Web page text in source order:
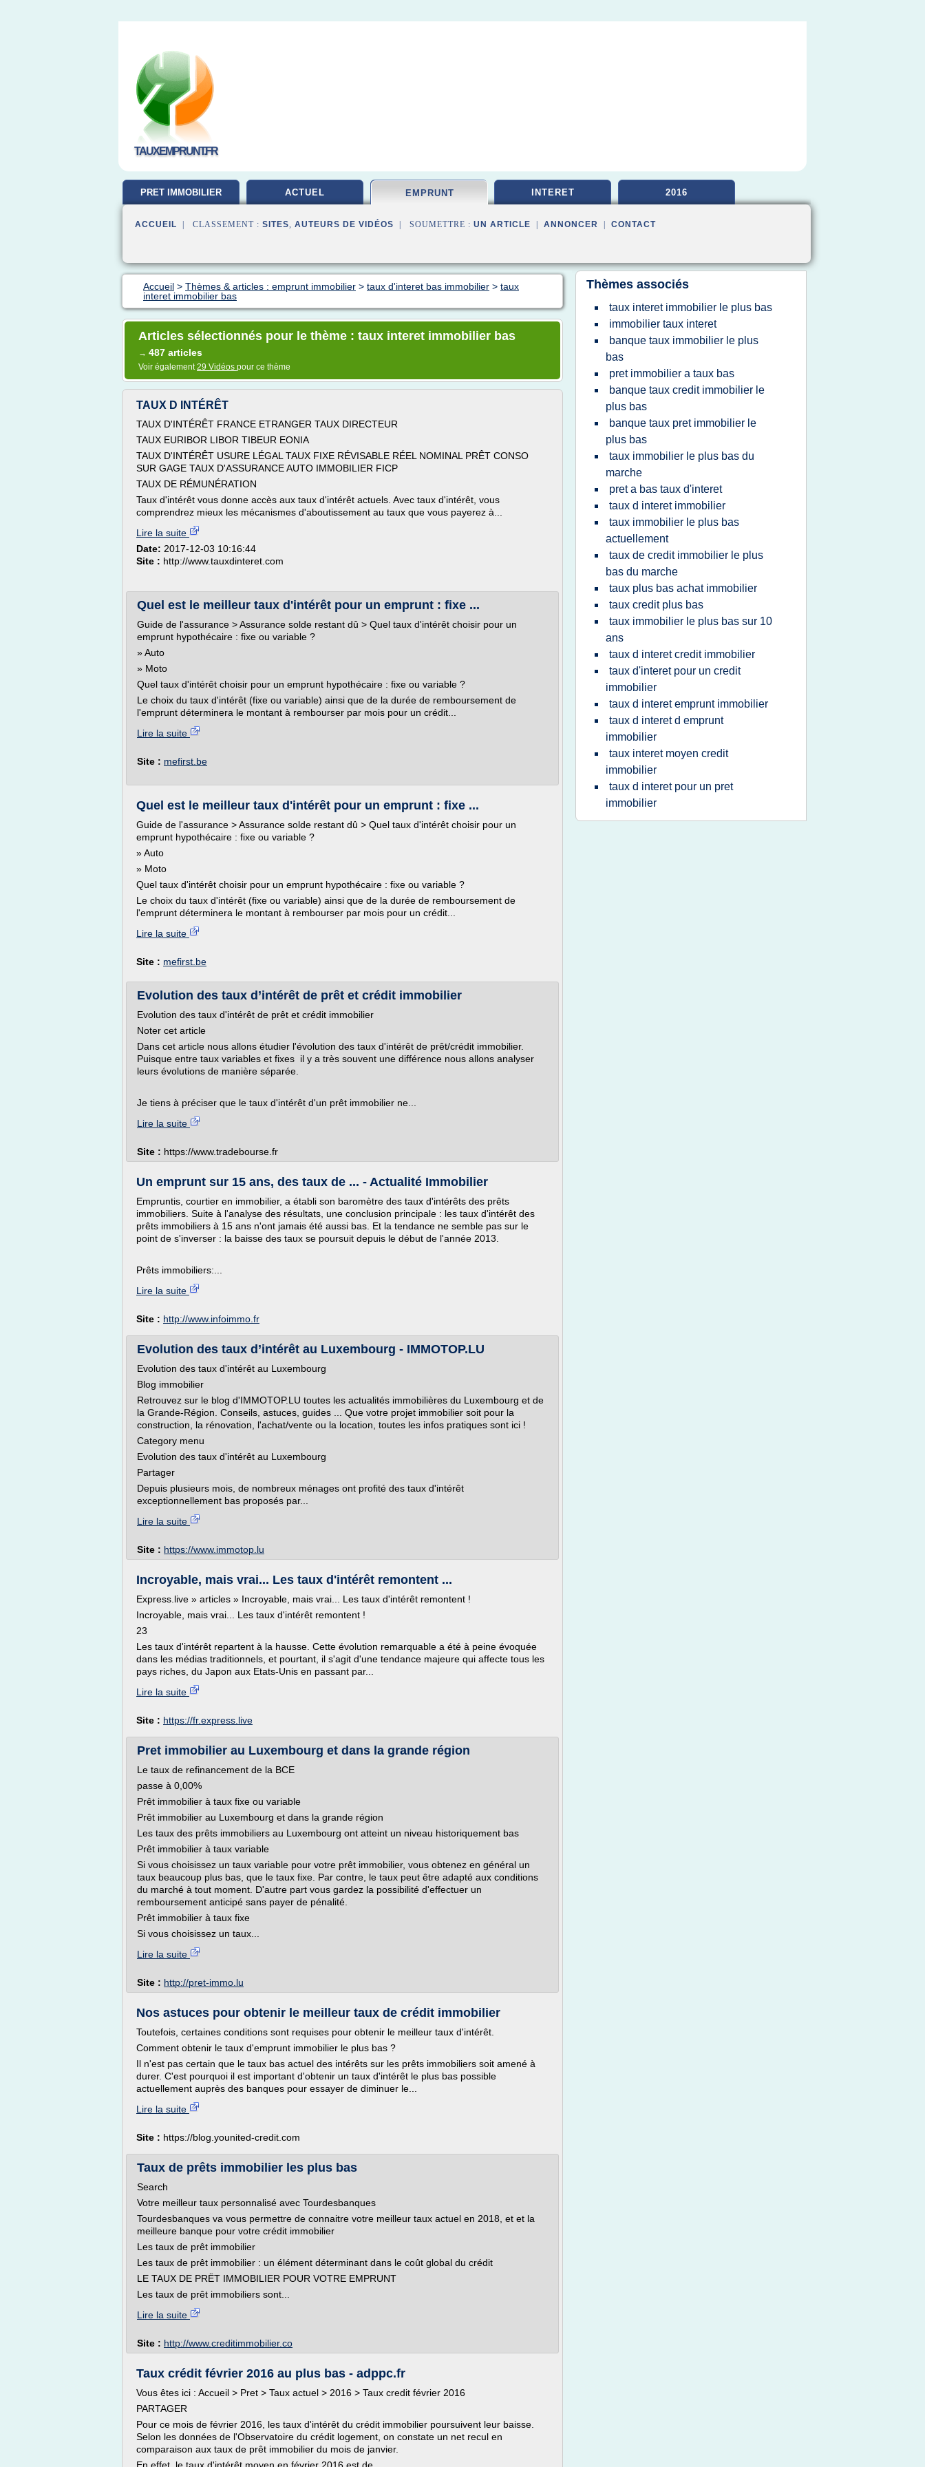
TAUXEMPRUNT.FR
PRET IMMOBILIER ACTUEL EMPRUNT INTERET 2016
ACCUEIL | CLASSEMENT : SITES, AUTEURS DE VIDÉOS | SOUMETTRE : UN ARTICLE ANNONCER CONTACT
Accueil > Thèmes & articles : emprunt immobilier > taux d'interet bas immobilier > taux
interet immobilier bas
Articles sélectionnés pour le thème : taux interet immobilier bas
→ 487 articles
Voir également29 Vidéos pour ce thème
TAUX D INTÉRÊT
TAUX D'INTÉRÊT FRANCE ETRANGER TAUX DIRECTEUR
TAUX EURIBOR LIBOR TIBEUR EONIA
TAUX D'INTÉRÊT USURE LÉGAL TAUX FIXE RÉVISABLE RÉEL NOMINAL PRÊT CONSO
SUR GAGE TAUX D'ASSURANCE AUTO IMMOBILIER FICP
TAUX DE RÉMUNÉRATION
Taux d'intérêt vous donne accès aux taux d'intérêt actuels. Avec taux d'intérêt, vous
comprendrez mieux les mécanismes d'aboutissement au taux que vous payerez à...
Lire la suite
Date: 2017-12-03 10:16:44
Site : http://www.tauxdinteret.com
Quel est le meilleur taux d'intérêt pour un emprunt : fixe ...
Guide de l'assurance > Assurance solde restant dû > Quel taux d'intérêt choisir pour un
emprunt hypothécaire : fixe ou variable ?
» Auto
» Moto
Quel taux d'intérêt choisir pour un emprunt hypothécaire : fixe ou variable ?
Le choix du taux d'intérêt (fixe ou variable) ainsi que de la durée de remboursement de
l'emprunt déterminera le montant à rembourser par mois pour un crédit...
Lire la suite
Site : mefirst.be
Quel est le meilleur taux d'intérêt pour un emprunt : fixe ...
Guide de l'assurance > Assurance solde restant dû > Quel taux d'intérêt choisir pour un
emprunt hypothécaire : fixe ou variable ?
» Auto
» Moto
Quel taux d'intérêt choisir pour un emprunt hypothécaire : fixe ou variable ?
Le choix du taux d'intérêt (fixe ou variable) ainsi que de la durée de remboursement de
l'emprunt déterminera le montant à rembourser par mois pour un crédit...
Lire la suite
Site : mefirst.be
Evolution des taux d’intérêt de prêt et crédit immobilier
Evolution des taux d'intérêt de prêt et crédit immobilier
Noter cet article
Dans cet article nous allons étudier l'évolution des taux d'intérêt de prêt/crédit immobilier.
Puisque entre taux variables et fixes il y a très souvent une différence nous allons analyser
leurs évolutions de manière séparée.
Je tiens à préciser que le taux d'intérêt d'un prêt immobilier ne...
Lire la suite
Site : https://www.tradebourse.fr
Un emprunt sur 15 ans, des taux de ... - Actualité Immobilier
Empruntis, courtier en immobilier, a établi son baromètre des taux d'intérêts des prêts
immobiliers. Suite à l'analyse des résultats, une conclusion principale : les taux d'intérêt des
prêts immobiliers à 15 ans n'ont jamais été aussi bas. Et la tendance ne semble pas sur le
point de s'inverser : la baisse des taux se poursuit depuis le début de l'année 2013.
Prêts immobiliers:...
Lire la suite
Site : http://www.infoimmo.fr
Evolution des taux d’intérêt au Luxembourg - IMMOTOP.LU
Evolution des taux d'intérêt au Luxembourg
Blog immobilier
Retrouvez sur le blog d'IMMOTOP.LU toutes les actualités immobilières du Luxembourg et de
la Grande-Région. Conseils, astuces, guides ... Que votre projet immobilier soit pour la
construction, la rénovation, l'achat/vente ou la location, toutes les infos pratiques sont ici !
Category menu
Evolution des taux d'intérêt au Luxembourg
Partager
Depuis plusieurs mois, de nombreux ménages ont profité des taux d'intérêt
exceptionnellement bas proposés par...
Lire la suite
Site : https://www.immotop.lu
Incroyable, mais vrai... Les taux d'intérêt remontent ...
Express.live » articles » Incroyable, mais vrai... Les taux d'intérêt remontent !
Incroyable, mais vrai... Les taux d'intérêt remontent !
23
Les taux d'intérêt repartent à la hausse. Cette évolution remarquable a été à peine évoquée
dans les médias traditionnels, et pourtant, il s'agit d'une tendance majeure qui affecte tous les
pays riches, du Japon aux Etats-Unis en passant par...
Lire la suite
Site : https://fr.express.live
Pret immobilier au Luxembourg et dans la grande région
Le taux de refinancement de la BCE
passe à 0,00%
Prêt immobilier à taux fixe ou variable
Prêt immobilier au Luxembourg et dans la grande région
Les taux des prêts immobiliers au Luxembourg ont atteint un niveau historiquement bas
Prêt immobilier à taux variable
Si vous choisissez un taux variable pour votre prêt immobilier, vous obtenez en général un
taux beaucoup plus bas, que le taux fixe. Par contre, le taux peut être adapté aux conditions
du marché à tout moment. D'autre part vous gardez la possibilité d'effectuer un
remboursement anticipé sans payer de pénalité.
Prêt immobilier à taux fixe
Si vous choisissez un taux...
Lire la suite
Site : http://pret-immo.lu
Nos astuces pour obtenir le meilleur taux de crédit immobilier
Toutefois, certaines conditions sont requises pour obtenir le meilleur taux d'intérêt.
Comment obtenir le taux d'emprunt immobilier le plus bas ?
Il n'est pas certain que le taux bas actuel des intérêts sur les prêts immobiliers soit amené à
durer. C'est pourquoi il est important d'obtenir un taux d'intérêt le plus bas possible
actuellement auprès des banques pour essayer de diminuer le...
Lire la suite
Site : https://blog.younited-credit.com
Taux de prêts immobilier les plus bas
Search
Votre meilleur taux personnalisé avec Tourdesbanques
Tourdesbanques va vous permettre de connaitre votre meilleur taux actuel en 2018, et et la
meilleure banque pour votre crédit immobilier
Les taux de prêt immobilier
Les taux de prêt immobilier : un élément déterminant dans le coût global du crédit
LE TAUX DE PRËT IMMOBILIER POUR VOTRE EMPRUNT
Les taux de prêt immobiliers sont...
Lire la suite
Site : http://www.creditimmobilier.co
Taux crédit février 2016 au plus bas - adppc.fr
Vous êtes ici : Accueil > Pret > Taux actuel > 2016 > Taux credit février 2016
PARTAGER
Pour ce mois de février 2016, les taux d'intérêt du crédit immobilier poursuivent leur baisse.
Selon les données de l'Observatoire du crédit logement, on constate un net recul en
comparaison aux taux de prêt immobilier du mois de janvier.
Thèmes associés
taux interet immobilier le plus bas
immobilier taux interet
banque taux immobilier le plus
bas
pret immobilier a taux bas
banque taux credit immobilier le
plus bas
banque taux pret immobilier le
plus bas
taux immobilier le plus bas du
marche
pret a bas taux d'interet
taux d interet immobilier
taux immobilier le plus bas
actuellement
taux de credit immobilier le plus
bas du marche
taux plus bas achat immobilier
taux credit plus bas
taux immobilier le plus bas sur 10
ans
taux d interet credit immobilier
taux d'interet pour un credit
immobilier
taux d interet emprunt immobilier
taux d interet d emprunt
immobilier
taux interet moyen credit
immobilier
taux d interet pour un pret
immobilier